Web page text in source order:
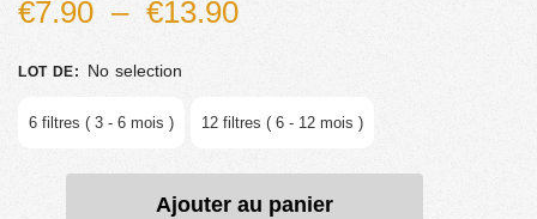
€7.90 – €13.90
LOT DE: No selection
6 filtres ( 3 - 6 mois ) 12 filtres ( 6 - 12 mois )
Ajouter au panier